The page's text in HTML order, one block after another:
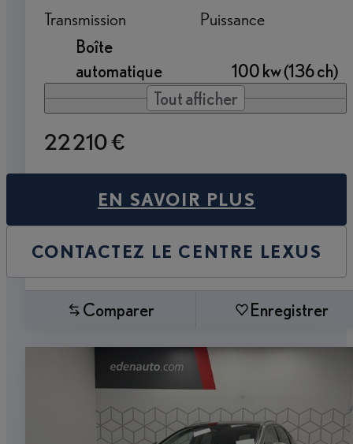
Transmission
Boîte
automatique
Puissance
100 kw (136 ch)
Tout afficher
22 210 €
EN SAVOIR PLUS
CONTACTEZ LE CENTRE LEXUS
Comparer Enregistrer